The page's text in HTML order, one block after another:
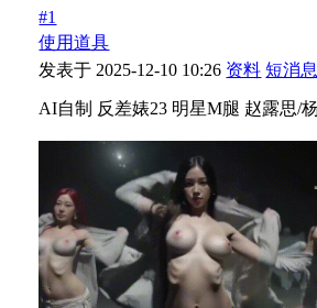
#1
使用道具
发表于 2025-12-10 10:26 资料 短消
AI自制 反差婊23 明星M腿 赵露思/